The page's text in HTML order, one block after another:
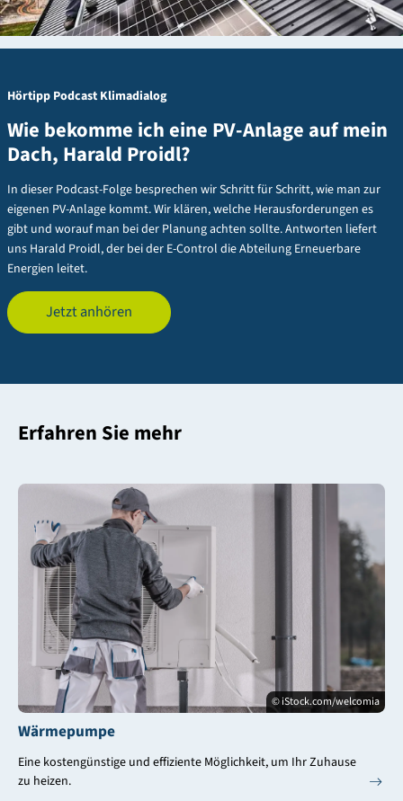
Hörtipp Podcast Klimadialog
Wie bekomme ich eine PV-Anlage auf mein
Dach, Harald Proidl?
In dieser Podcast-Folge besprechen wir Schritt für Schritt, wie man zur
eigenen PV-Anlage kommt. Wir klären, welche Herausforderungen es
gibt und worauf man bei der Planung achten sollte. Antworten liefert
uns Harald Proidl, der bei der E-Control die Abteilung Erneuerbare
Energien leitet.
Jetzt anhören
Erfahren Sie mehr
© iStock.com/welcomia
Wärmepumpe
Eine kostengünstige und effiziente Möglichkeit, um Ihr Zuhause
zu heizen.